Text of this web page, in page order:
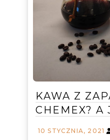
KAWA Z
CHEMEX? A
10 STYCZNIA, 2021